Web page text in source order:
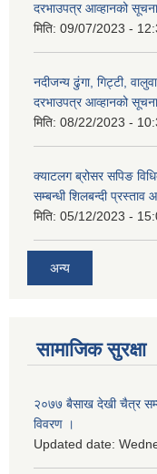
दरभाउपत्र आव्हानको
मिति: 09/07/2023 -
नदीजन्य ढुंगा, गिट्टी,
दरभाउपत्र आव्हानको
मिति: 08/22/2023 -
क्याटलग ब्रोसर सपिङ
सम्बन्धी शिलबन्दी प्रस्ताव
मिति: 05/12/2023 -
अन्य
सामाजिक सुरक्षा
२०७७ बैसाख देखी चैत्र
विवरण ।
Updated date: